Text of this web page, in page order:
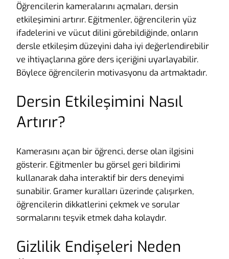
Öğrencilerin kameralarını açmaları, dersin
etkileşimini artırır. Eğitmenler, öğrencilerin yüz
ifadelerini ve vücut dilini görebildiğinde, onların
dersle etkileşim düzeyini daha iyi değerlendirebilir
ve ihtiyaçlarına göre ders içeriğini uyarlayabilir.
Böylece öğrencilerin motivasyonu da artmaktadır.
Dersin Etkileşimini Nasıl
Artırır?
Kamerasını açan bir öğrenci, derse olan ilgisini
gösterir. Eğitmenler bu görsel geri bildirimi
kullanarak daha interaktif bir ders deneyimi
sunabilir. Gramer kuralları üzerinde çalışırken,
öğrencilerin dikkatlerini çekmek ve sorular
sormalarını teşvik etmek daha kolaydır.
Gizlilik Endişeleri Neden